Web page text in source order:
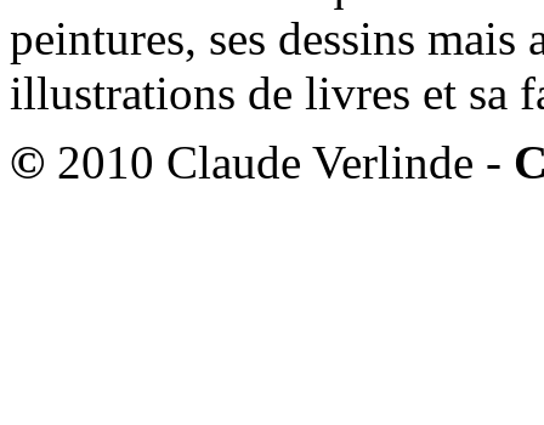
peintures, ses dessins mais
illustrations de livres et sa
© 2010 Claude Verlinde -